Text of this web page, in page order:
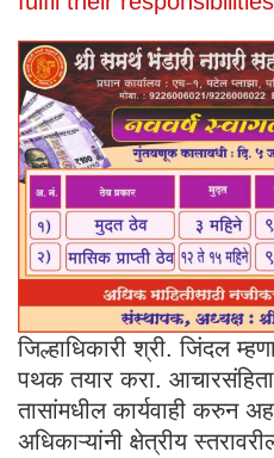
जिल्हाधिकारी श्री. जिंदल
पथक तयार करा.
तासांमधील कार्यवाही करुन
अधिकाऱ्यांनी क्षेत्रीय